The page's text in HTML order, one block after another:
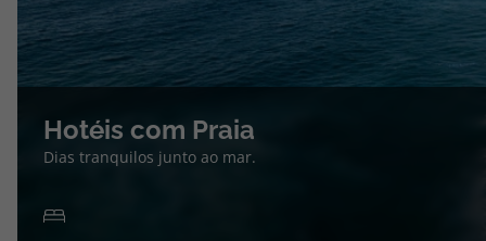
Hotéis com Praia
Dias tranquilos junto ao mar.